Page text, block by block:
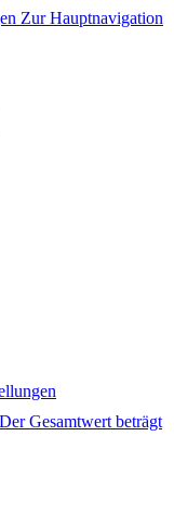
Zur Hauptnavigation
Gesamtwert beträgt